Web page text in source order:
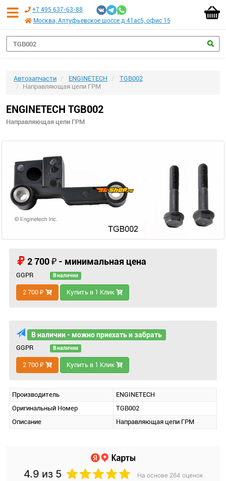
+7 495 637-63-88
Москва, Алтуфьевское шоссе д 41ас5, офис 15
Автозапчасти ENGINETECH
TGB002
Направляющая цепи ГРМ
ENGINETECH TGB002
Направляющая цепи ГРМ
2 700 ₽ - минимальная цена
GGPR В наличии
2 700 ₽ Купить в 1 Клик
В наличии - можно приехать и забрать
GGPR В наличии
2 700 ₽ Купить в 1 Клик
Производитель
ENGINETECH
Оригинальный Номер
TGB002
Описание
Направляющая цепи ГРМ
4.9 из 5 На основе 264 оценок